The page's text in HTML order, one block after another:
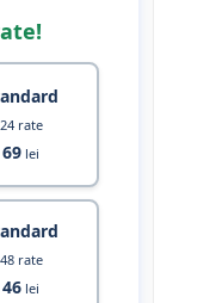
24 rate
69 lei
48 rate
46 lei